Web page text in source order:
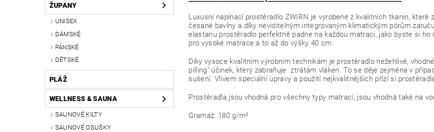
ŽUPANY
UNISEX
DÁMSKÉ
PÁNSKÉ
DĚTSKÉ
PLÁŽ
WELLNESS & SAUNA
SAUNOVÉ KILTY
SAUNOVÉ OSUŠKY
Luxusní napínací prostěradlo ZWIRN je vyrobené z kvalitních tkanin,
česané bavlny a díky neviditelným integrovaným klimatickým pórům
elastanu prostěradlo perfektně padne na každou matraci, jako byste si
pro vysoké matrace a to až do výšky 40 cm.
Díky vysoce kvalitním výrobním technikám je prostěradlo nežehlivé,
pilling" účinek, který zabraňuje ztrátám vláken. To se děje zejména v
sušení. Vlivem speciální úpravy a použití nejkvalitnějších přízí si
Prostěradla jsou vhodná pro všechny typy matrací, jsou vhodná také na
Gramáž: 180 g/m²